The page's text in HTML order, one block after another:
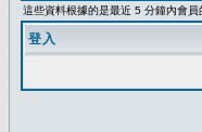
這些資料根據的是最近 5 分鐘內會員
登入